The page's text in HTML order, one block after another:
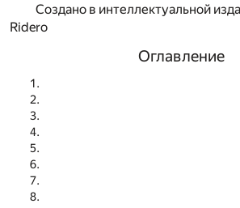
Создано в интеллектуальной
Ridero
Оглавление